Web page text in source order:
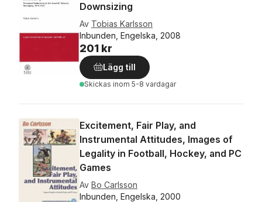
Downsizing
Av Tobias Karlsson
Inbunden, Engelska, 2008
201 kr
Lägg till
Skickas inom 5-8 vardagar
Excitement, Fair Play, and
Instrumental Attitudes, Images of
Legality in Football, Hockey, and PC
Games
Av Bo Carlsson
Inbunden, Engelska, 2000